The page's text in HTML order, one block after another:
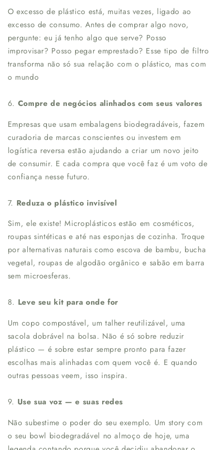
O excesso de plástico está, muitas vezes, ligado ao
excesso de consumo. Antes de comprar algo novo,
pergunte: eu já tenho algo que serve? Posso
improvisar? Posso pegar emprestado? Esse tipo de filtro
transforma não só sua relação com o plástico, mas com
o mundo
6. Compre de negócios alinhados com seus valores
Empresas que usam embalagens biodegradáveis, fazem
curadoria de marcas conscientes ou investem em
logística reversa estão ajudando a criar um novo jeito
de consumir. E cada compra que você faz é um voto de
confiança nesse futuro.
7. Reduza o plástico invisível
Sim, ele existe! Microplásticos estão em cosméticos,
roupas sintéticas e até nas esponjas de cozinha. Troque
por alternativas naturais como escova de bambu, bucha
vegetal, roupas de algodão orgânico e sabão em barra
sem microesferas.
8. Leve seu kit para onde for
Um copo compostável, um talher reutilizável, uma
sacola dobrável na bolsa. Não é só sobre reduzir
plástico — é sobre estar sempre pronto para fazer
escolhas mais alinhadas com quem você é. E quando
outras pessoas veem, isso inspira.
9. Use sua voz — e suas redes
Não subestime o poder do seu exemplo. Um story com
o seu bowl biodegradável no almoço de hoje, uma